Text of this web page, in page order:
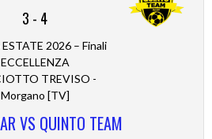
3 - 4
2026 – Finali
ECCELLENZA
TREVISO -
Morgano [TV]
VS QUINTO TEAM